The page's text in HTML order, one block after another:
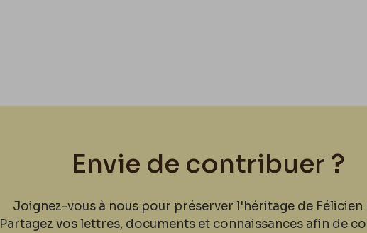
Envie de contribuer ?
Joignez-vous à nous pour préserver l'héritage de Félicien
Partagez vos lettres, documents et connaissances afin de